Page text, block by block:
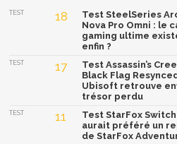
TEST 18
Test SteelSeries
Nova Pro Omni : le
gaming ultime
enfin ?
TEST 17
Test Assassin’s
Black Flag
Ubisoft retrouve
trésor perdu
TEST 11
Test StarFox Switch
aurait préféré un
de StarFox